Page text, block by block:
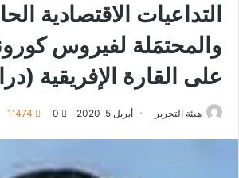
التداعيات الاقتصادية
والمحتمَلة لفيروس
على القارة الإفريقية
هيئة التحرير أبريل 5, 2020 0 1٬474